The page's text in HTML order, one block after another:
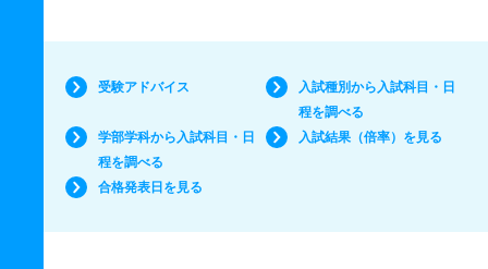
受験アドバイス
入試種別から入試科目・日
程を調べる
学部学科から入試科目・日
程を調べる
入試結果（倍率）を見る
合格発表日を見る